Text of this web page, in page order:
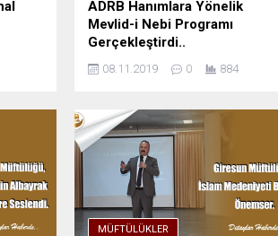
ADRB Hanımlara Yönelik
Mevlid-i Nebi Programı
Gerçekleştirdi..
08.11.2019 0 884
MÜFTÜLÜKLER